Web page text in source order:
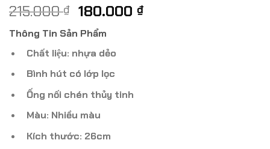
215.000₫ Giá
gốc
là:
215.000 ₫.
180.000 ₫Giá
Thông Tin Sản Phẩm
Chất liệu: nhựa dẻo
Bình hút có lớp lọc
Ống nối chén thủy tinh
Màu: Nhiều màu
Kích thước: 26cm